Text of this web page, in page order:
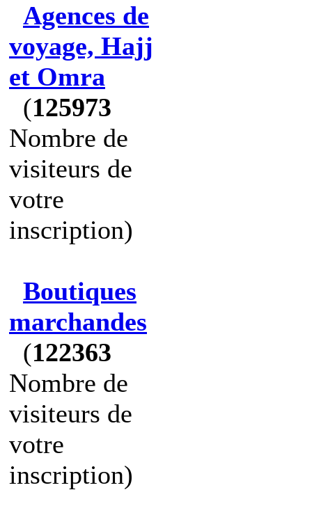
Agences de
voyage, Hajj
et Omra
(125973
Nombre de
visiteurs de
votre
inscription)
Boutiques
marchandes
(122363
Nombre de
visiteurs de
votre
inscription)